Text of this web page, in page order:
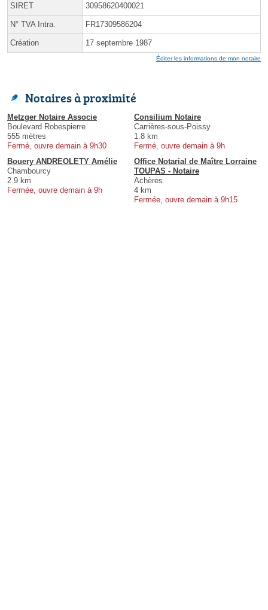
SIRET 30958620400021
N° TVA Intra. FR17309586204
Création 17 septembre 1987
Éditer les informations de mon notaire
Notaires à proximité
Metzger Notaire Associe
Boulevard Robespierre
555 mètres
Fermé, ouvre demain à 9h30
Consilium Notaire
Carrières-sous-Poissy
1.8 km
Fermé, ouvre demain à 9h
Bouery ANDREOLETY Amélie
Chambourcy
2.9 km
Fermée, ouvre demain à 9h
Office Notarial de Maître Lorraine
TOUPAS - Notaire
Achères
4 km
Fermée, ouvre demain à 9h15